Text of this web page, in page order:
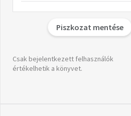
Piszkozat mentése
Csak bejelentkezett felhasználók
értékelhetik a könyvet.